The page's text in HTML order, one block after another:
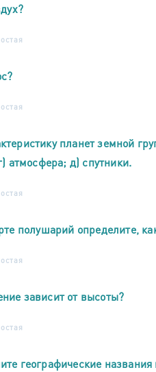
планет земной
атмосфера; д) спутники.
полушарий определите,
зависит от высоты?
географические